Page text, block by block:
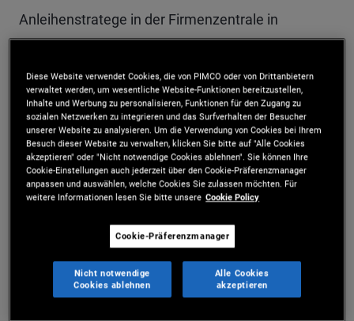
Anleihenstratege in der Firmenzentrale in
Kernstrategien. Vormals befasste er sich mit
sektorübergreifenden Anleihenstrategien und war
in seiner früheren Laufbahn bei PIMCO als
Mitglied des Kundenmanagement-Teams für die
Betreuung von Pensionskassen und deren
globalen Wealth-Management-Team von PIMCO
für Asien (exkl. Japan). Er verfügt über 15 Jahre
Diese Website verwendet Cookies, die von PIMCO oder von Drittanbietern
verwaltet werden, um wesentliche Website-Funktionen bereitzustellen,
Inhalte und Werbung zu personalisieren, Funktionen für den Zugang zu
sozialen Netzwerken zu integrieren und das Surfverhalten der Besucher
unserer Website zu analysieren. Um die Verwendung von Cookies bei Ihrem
Besuch dieser Website zu verwalten, klicken Sie bitte auf "Alle Cookies
akzeptieren" oder "Nicht notwendige Cookies ablehnen". Sie können Ihre
Cookie-Einstellungen auch jederzeit über den Cookie-Präferenzmanager
anpassen und auswählen, welche Cookies Sie zulassen möchten. Für
weitere Informationen lesen Sie bitte unsere Cookie Policy
Cookie-Präferenzmanager
Nicht notwendige
Cookies ablehnen
Alle Cookies
akzeptieren